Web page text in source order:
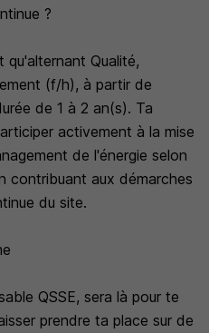
?
qu'alternant Qualité,
(f/h), à partir de
de 1 à 2 an(s). Ta
activement à la mise
de l'énergie selon
contribuant aux démarches
du site.
QSSE, sera là pour te
prendre ta place sur de